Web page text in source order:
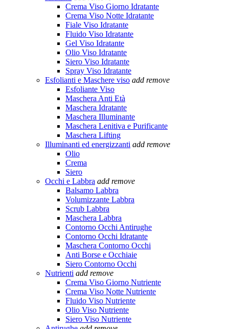
Crema Viso Giorno Idratante
Crema Viso Notte Idratante
Fiale Viso Idratante
Fluido Viso Idratante
Gel Viso Idratante
Olio Viso Idratante
Siero Viso Idratante
Spray Viso Idratante
Esfolianti e Maschere viso add remove
Esfoliante Viso
Maschera Anti Età
Maschera Idratante
Maschera Illuminante
Maschera Lenitiva e Purificante
Maschera Lifting
Illuminanti ed energizzanti add remove
Olio
Crema
Siero
Occhi e Labbra add remove
Balsamo Labbra
Volumizzante Labbra
Scrub Labbra
Maschera Labbra
Contorno Occhi Antirughe
Contorno Occhi Idratante
Maschera Contorno Occhi
Anti Borse e Occhiaie
Siero Contorno Occhi
Nutrienti add remove
Crema Viso Giorno Nutriente
Crema Viso Notte Nutriente
Fluido Viso Nutriente
Olio Viso Nutriente
Siero Viso Nutriente